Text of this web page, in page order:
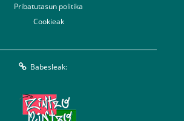
Pribatutasun politika
Cookieak
Babesleak: